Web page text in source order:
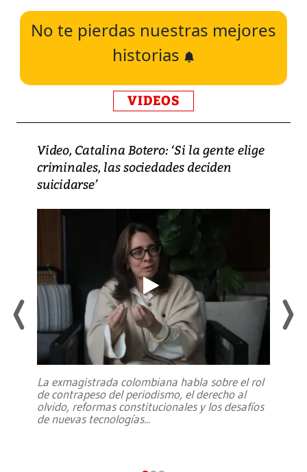
No te pierdas nuestras mejores
historias
VIDEOS
Video, Catalina Botero: ‘Si la gente elige
criminales, las sociedades deciden
suicidarse’
La exmagistrada colombiana habla sobre el rol
de contrapeso del periodismo, el derecho al
olvido, reformas constitucionales y los desafíos
de nuevas tecnologías...